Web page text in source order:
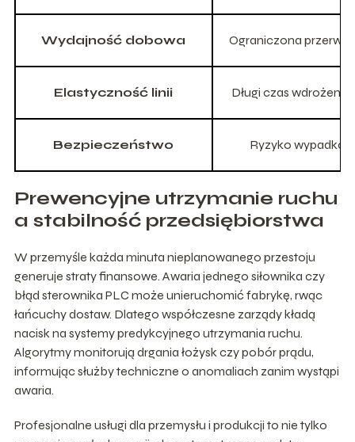
Wydajność dobowa Ograniczona
Elastyczność linii Długi czas
Bezpieczeństwo Ryzyko
Prewencyjne utrzymanie ruchu
a stabilność przedsiębiorstwa
W przemyśle każda minuta nieplanowanego przestoju
generuje straty finansowe. Awaria jednego siłownika czy
błąd sterownika PLC może unieruchomić fabrykę, rwąc
łańcuchy dostaw. Dlatego współczesne zarządy kładą
nacisk na systemy predykcyjnego utrzymania ruchu.
Algorytmy monitorują drgania łożysk czy pobór prądu,
informując służby techniczne o anomaliach zanim wystąpi
awaria.
Profesjonalne usługi dla przemysłu i produkcji to nie tylko